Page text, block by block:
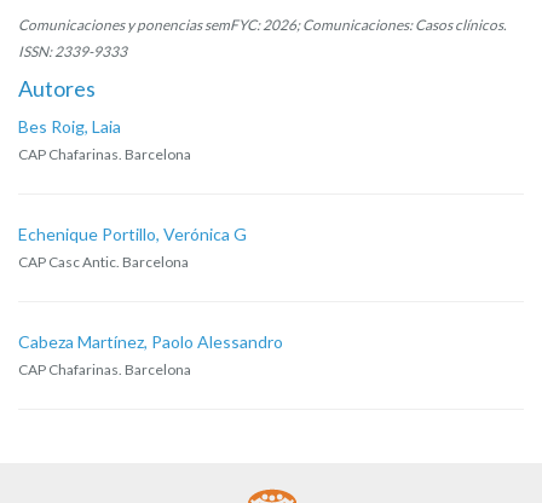
Comunicaciones y ponencias semFYC: 2026; Comunicaciones: Casos clínicos.
ISSN: 2339-9333
Autores
Bes Roig, Laia
CAP Chafarinas. Barcelona
Echenique Portillo, Verónica G
CAP Casc Antic. Barcelona
Cabeza Martínez, Paolo Alessandro
CAP Chafarinas. Barcelona